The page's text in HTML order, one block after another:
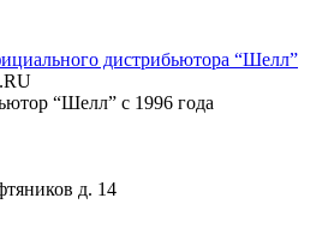
“Шелл” с 1996 года
д. 14